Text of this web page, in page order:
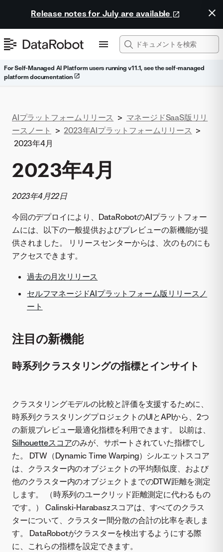
Release notes for July are available
For Self-Managed AI Platform users running v11.1, see the self-managed
platform documentation
AIプラットフォームリリース > マネージドSaaS版リリ
ースノート
> 2023年AIプラットフォームリリース >
2023年4月
2023年4月
2023年4月22日
今回のデプロイにより、DataRobotのAIプラットフォー
ムには、以下の一般提供およびプレビューの新機能が提
供されました。 リリースセンターからは、次のものにも
アクセスできます。
過去の月次リリース
セルフマネージドAIプラットフォーム版リリースノ
ート
注目の新機能
時系列クラスタリングの指標とインサイト
クラスタリングモデルの比較と評価を支援するために、
時系列クラスタリングプロジェクトのUIとAPIから、2つ
の新規プレビュー最適化指標を利用できます。 以前は、
Silhouetteスコアのみが、サポートされていた指標でし
た。 DTW（Dynamic Time Warping）シルエットスコア
は、クラスター内のオブジェクトの平均類似度、および
他のクラスター内のオブジェクトまでのDTW距離を測定
します。 （時系列のユークリッド距離測定に代わるもの
です。） Calinski-Harabaszスコアは、すべてのクラス
ターについて、クラスター間分散の合計の比率を表しま
す。 DataRobotがクラスターを検出するようにする際
に、これらの指標を設定できます。